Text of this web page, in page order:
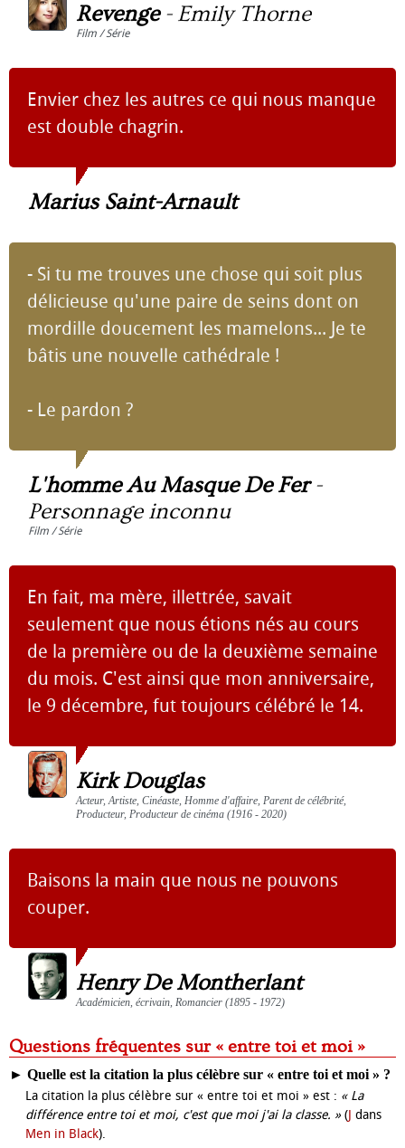
Revenge- Emily Thorne
Film / Série
Envier chez les autres ce qui nous manque
est double chagrin.
Marius Saint-Arnault
- Si tu me trouves une chose qui soit plus
délicieuse qu'une paire de seins dont on
mordille doucement les mamelons... Je te
bâtis une nouvelle cathédrale !
- Le pardon ?
L'homme Au Masque De Fer-
Personnage inconnu
Film / Série
En fait, ma mère, illettrée, savait
seulement que nous étions nés au cours
de la première ou de la deuxième semaine
du mois. C'est ainsi que mon anniversaire,
le 9 décembre, fut toujours célébré le 14.
Kirk Douglas
Acteur, Artiste, Cinéaste, Homme d'affaire, Parent de célébrité,
Producteur, Producteur de cinéma (1916 - 2020)
Baisons la main que nous ne pouvons
couper.
Henry De Montherlant
Académicien, écrivain, Romancier (1895 - 1972)
Questions fréquentes sur « entre toi et moi »
► Quelle est la citation la plus célèbre sur « entre toi et moi » ?
La citation la plus célèbre sur « entre toi et moi » est : « La
différence entre toi et moi, c'est que moi j'ai la classe. »(J dans
Men in Black).